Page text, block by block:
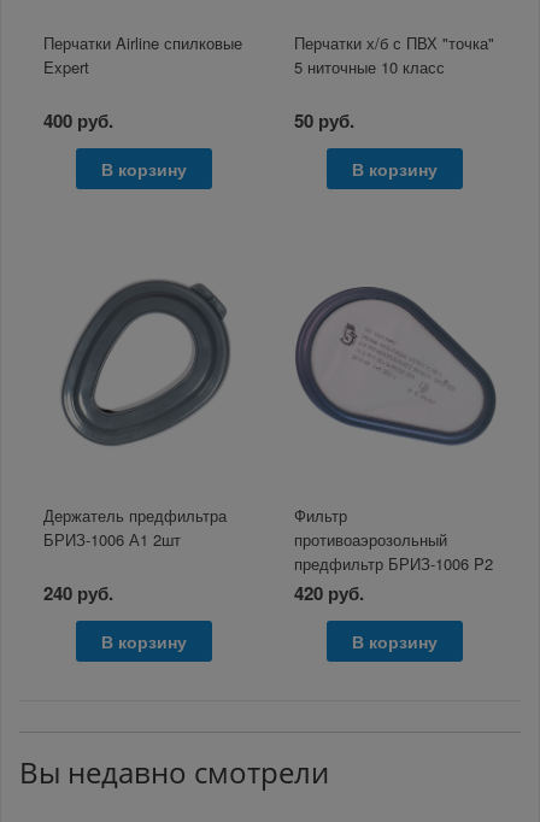
Перчатки Airline спилковые
Expert
400 руб.
В корзину
Перчатки х/б с ПВХ "точка"
5 ниточные 10 класс
50 руб.
В корзину
Держатель предфильтра
БРИЗ-1006 А1 2шт
240 руб.
В корзину
Фильтр
противоаэрозольный
предфильтр БРИЗ-1006 P2
R" 2шт
420 руб.
В корзину
Вы недавно смотрели